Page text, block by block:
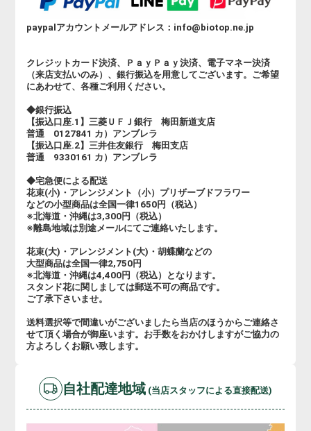
paypalアカウントメールアドレス：info@biotop.ne.jp
クレジットカード決済、ＰａｙＰａｙ決済、電子マネー決済
（来店支払いのみ）、銀行振込を用意してございます。ご希望
にあわせて、各種ご利用ください。
◆銀行振込
【振込口座.1】三菱ＵＦＪ銀行 梅田新道支店
普通 0127841 カ）アンブレラ
【振込口座.2】三井住友銀行 梅田支店
普通 9330161 カ）アンブレラ
◆宅急便による配送
花束(小)・アレンジメント（小）プリザーブドフラワー
などの小型商品は全国一律1650円（税込）
※北海道・沖縄は3,300円（税込）
※離島地域は別途メールにてご連絡いたします。
花束(大)・アレンジメント(大)・胡蝶蘭などの
大型商品は全国一律2,750円
※北海道・沖縄は4,400円（税込）となります。
スタンド花に関しましては郵送不可の商品です。
ご了承下さいませ。
送料選択等で間違いがございましたら当店のほうからご連絡さ
せて頂く場合が御座います。お手数をおかけしますがご協力の
方よろしくお願い致します。
自社配達地域 (当店スタッフによる直接配送)